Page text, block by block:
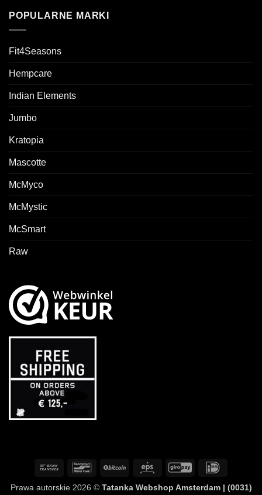
POPULARNE MARKI
Fit4Seasons
Hempcare
Indian Elements
Jumbo
Kratopia
Mascotte
McMyco
McMystic
McSmart
Raw
Przelew
BancontactBitCoin Eps GiroPay
Prawa autorskie 2026 © Tatanka Webshop Amsterdam | (0031)